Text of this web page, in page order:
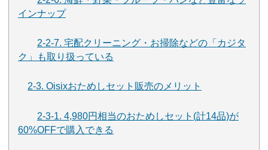
インナップ
2-2-7. 宅配クリーニング・お掃除などの「カジタ
ク」も取り扱っている
2-3. Oisixおためしセット販売のメリット
2-3-1. 4,980円相当のおためしセット(計14品)が
60%OFFで購入できる